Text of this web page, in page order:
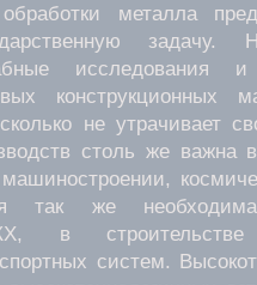
металла
исследования
конструкционных
не утрачивает
столь же важна
так же
в
систем.